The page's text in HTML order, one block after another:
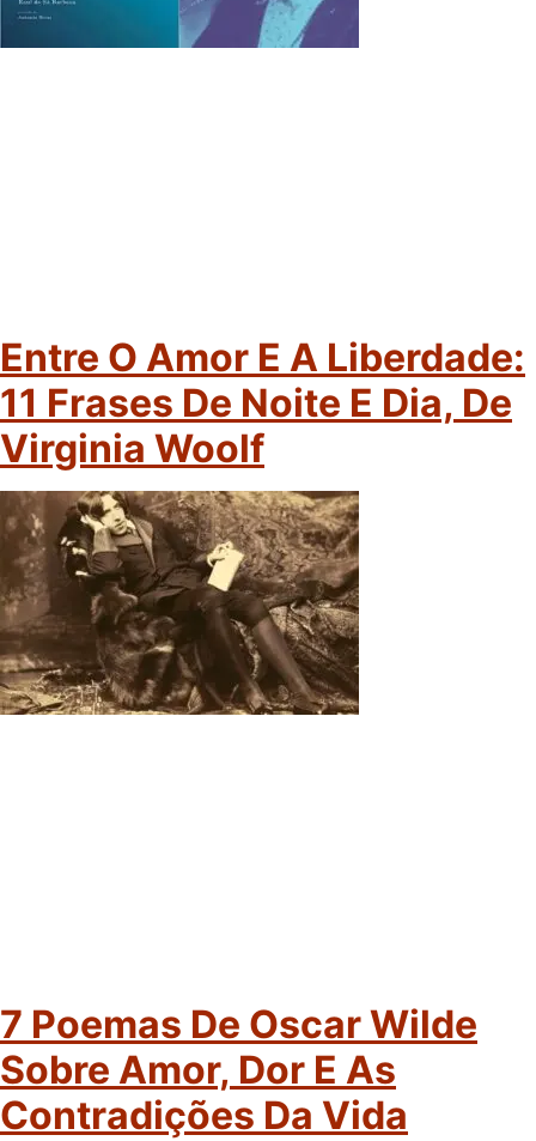
Entre O Amor E A Liberdade:
11 Frases De Noite E Dia, De
Virginia Woolf
7 Poemas De Oscar Wilde
Sobre Amor, Dor E As
Contradições Da Vida